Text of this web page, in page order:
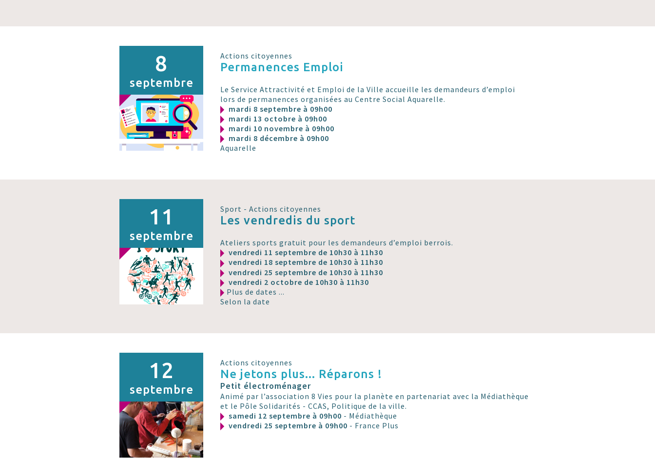
8
septembre
Actions citoyennes
Permanences Emploi
Le Service Attractivité et Emploi de la Ville accueille les demandeurs d’emploi
lors de permanences organisées au Centre Social Aquarelle.
mardi 8 septembre à 09h00
mardi 13 octobre à 09h00
mardi 10 novembre à 09h00
mardi 8 décembre à 09h00
Aquarelle
11
septembre
Sport - Actions citoyennes
Les vendredis du sport
Ateliers sports gratuit pour les demandeurs d’emploi berrois.
vendredi 11 septembre de 10h30 à 11h30
vendredi 18 septembre de 10h30 à 11h30
vendredi 25 septembre de 10h30 à 11h30
vendredi 2 octobre de 10h30 à 11h30
Plus de dates ...
Selon la date
12
septembre
Actions citoyennes
Ne jetons plus... Réparons !
Petit électroménager
Animé par l’association 8 Vies pour la planète en partenariat avec la Médiathèque
et le Pôle Solidarités - CCAS, Politique de la ville.
samedi 12 septembre à 09h00 - Médiathèque
vendredi 25 septembre à 09h00 - France Plus